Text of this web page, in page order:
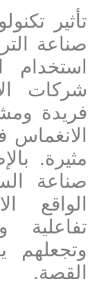
تأثير
صناعة
استخدام
شركات
فريدة
الانغماس
مثيرة.
صناعة
الواقع
تفاعلية
وتجعلهم
القصة.